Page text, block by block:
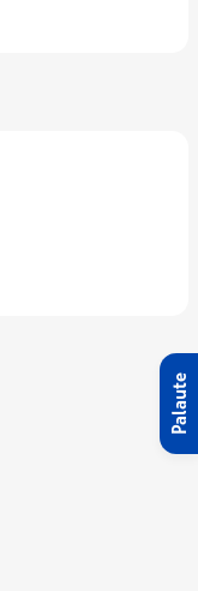
Palaute